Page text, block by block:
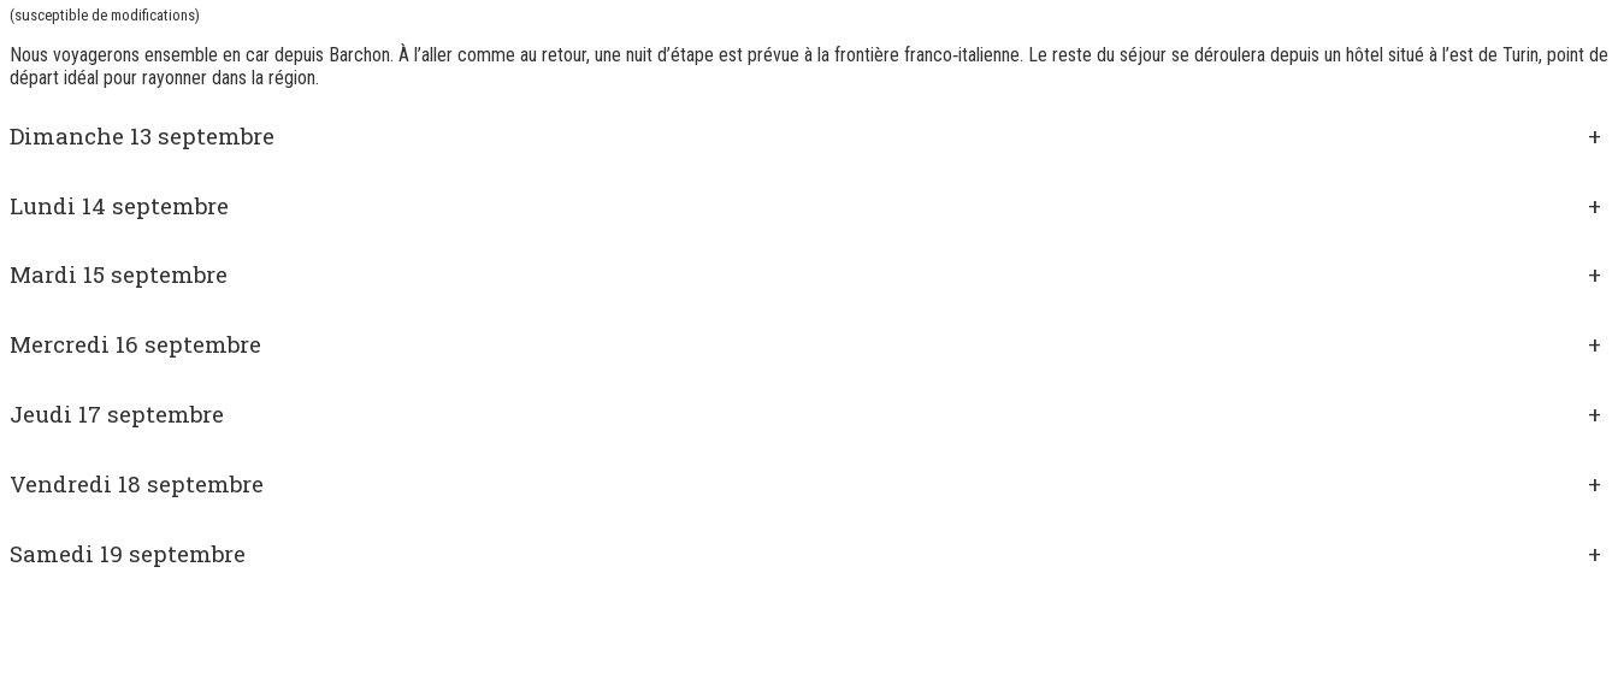
(susceptible de modifications)
Nous voyagerons ensemble en car depuis Barchon. À l’aller comme au retour, une nuit d’étape est prévue à la frontière franco‑italienne. Le reste du séjour se déroulera depuis un hôtel situé à l’est de Turin, point de
départ idéal pour rayonner dans la région.
Dimanche 13 septembre +
Lundi 14 septembre +
Mardi 15 septembre +
Mercredi 16 septembre +
Jeudi 17 septembre +
Vendredi 18 septembre +
Samedi 19 septembre +